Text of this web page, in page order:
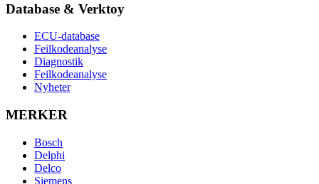
Database & Verktoy
ECU-database
Feilkodeanalyse
Diagnostik
Feilkodeanalyse
Nyheter
MERKER
Bosch
Delphi
Delco
Siemens